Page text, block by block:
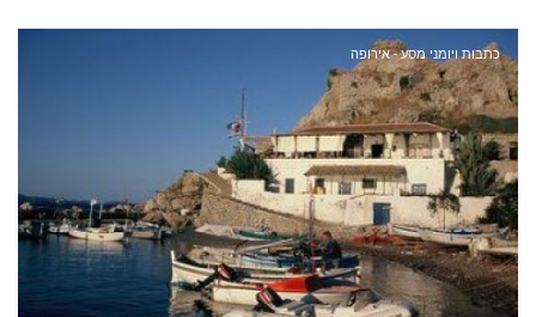
כתבות ויומני מסע - אירופה